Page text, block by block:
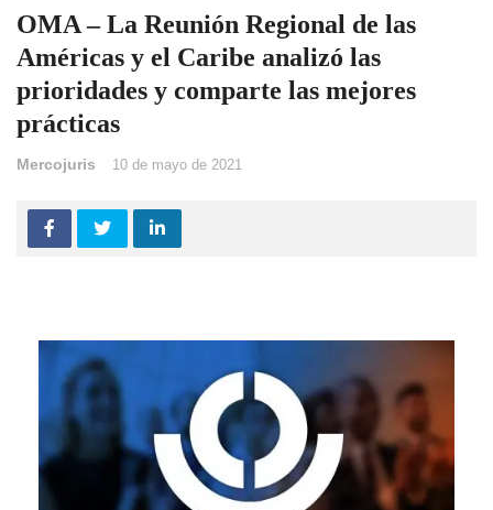
OMA – La Reunión Regional de las
Américas y el Caribe analizó las
prioridades y comparte las mejores
prácticas
Mercojuris 10 de mayo de 2021